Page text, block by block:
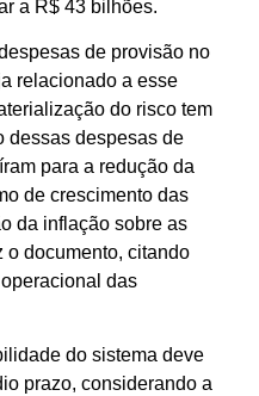
a R$ 43 bilhões.
de provisão no
relacionado a esse
do risco tem
dessas despesas de
para a redução da
de crescimento das
da inflação sobre as
o documento, citando
das
do sistema deve
prazo, considerando a